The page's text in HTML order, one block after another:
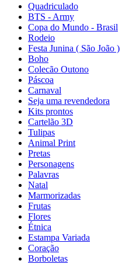
Quadriculado
BTS - Army
Copa do Mundo - Brasil
Rodeio
Festa Junina ( São João )
Boho
Colecão Outono
Páscoa
Carnaval
Seja uma revendedora
Kits prontos
Cartelão 3D
Tulipas
Animal Print
Pretas
Personagens
Palavras
Natal
Marmorizadas
Frutas
Flores
Étnica
Estampa Variada
Coração
Borboletas